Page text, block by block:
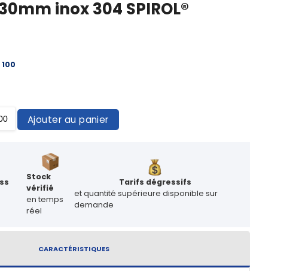
inox 304 SPIROL®
Ajouter au panier
Stock
vérifié
en temps
réel
Tarifs dégressifs
et quantité supérieure disponible sur
demande
CARACTÉRISTIQUES